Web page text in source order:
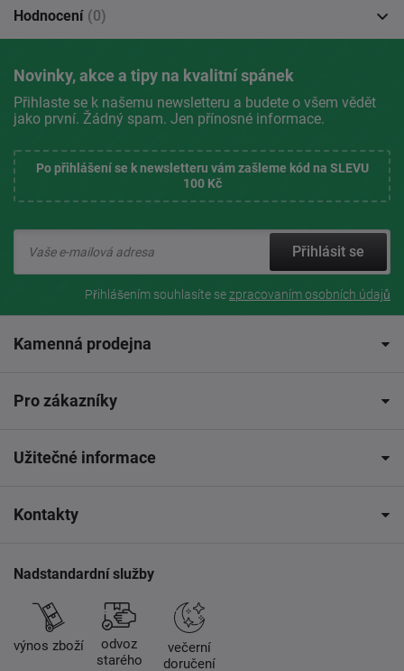
Hodnocení (0)
Novinky, akce a tipy na kvalitní spánek
Přihlaste se k našemu newsletteru a budete o všem vědět
jako první. Žádný spam. Jen přínosné informace.
Po přihlášení se k newsletteru vám zašleme kód na SLEVU
100 Kč
Přihlásit se
Přihlášením souhlasíte sezpracovaním osobních údajů
Kamenná prodejna
Pro zákazníky
Užitečné informace
Kontakty
Nadstandardní služby
výnos zboží
odvoz
starého
večerní
doručení